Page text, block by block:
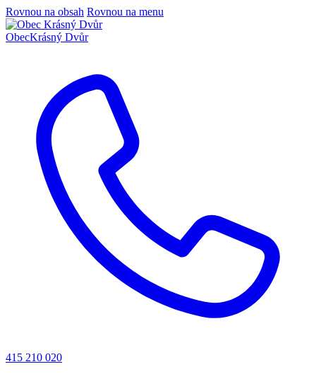
Rovnou na obsah Rovnou na menu
ObecKrásný Dvůr
415 210 020